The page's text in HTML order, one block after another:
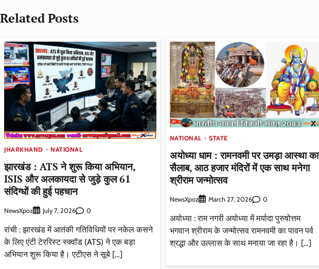
Related Posts
JHARKHAND NATIONAL
झारखंड : ATS ने शुरू किया अभियान,
ISIS और अलकायदा से जुड़े कुल 61
संदिग्धों की हुई पहचान
NewsXpoz July 7, 2026 0
रांची : झारखंड में आतंकी गतिविधियों पर नकेल कसने
के लिए एंटी टेररिस्ट स्क्वॉड (ATS) ने एक बड़ा
अभियान शुरू किया है। एटीएस ने सूबे […]
NATIONAL STATE
अयोध्या धाम : रामनवमी पर उमड़ा आस्था का
सैलाब, आठ हजार मंदिरों में एक साथ मनेगा
श्रीराम जन्मोत्सव
NewsXpoz March 27, 2026 0
अयोध्या : राम नगरी अयोध्या में मर्यादा पुरुषोत्तम
भगवान श्रीराम के जन्मोत्सव रामनवमी का पावन पर्व
श्रद्धा और उल्लास के साथ मनाया जा रहा है। […]